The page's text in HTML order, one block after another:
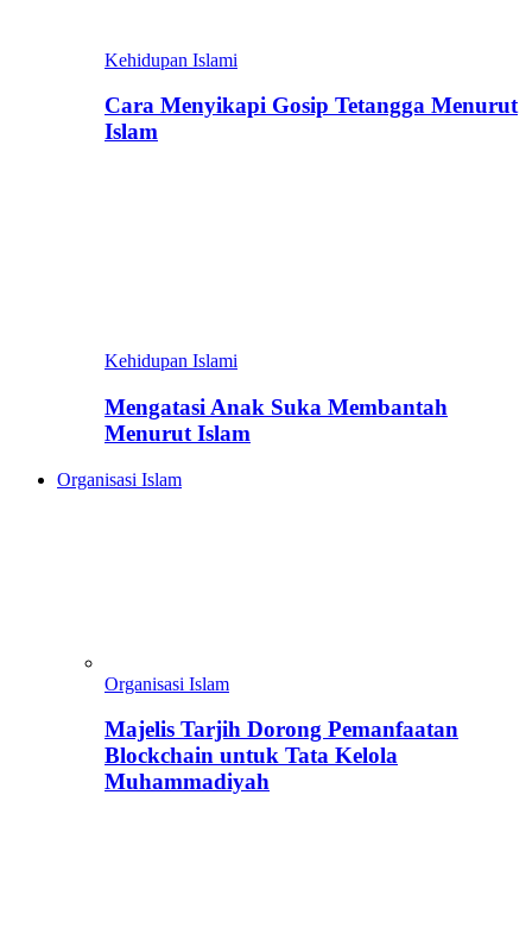
Kehidupan Islami
Cara Menyikapi Gosip Tetangga Menurut
Islam
Kehidupan Islami
Mengatasi Anak Suka Membantah
Menurut Islam
Organisasi Islam
Organisasi Islam
Majelis Tarjih Dorong Pemanfaatan
Blockchain untuk Tata Kelola
Muhammadiyah